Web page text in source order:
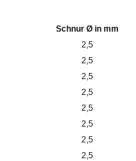
Schnur Ø in mm
2,5
2,5
2,5
2,5
2,5
2,5
2,5
2,5